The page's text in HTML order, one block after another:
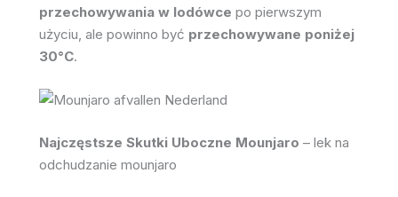
przechowywania w lodówce po pierwszym
użyciu, ale powinno być przechowywane poniżej
30°C.
Najczęstsze Skutki Uboczne Mounjaro – lek na
odchudzanie mounjaro